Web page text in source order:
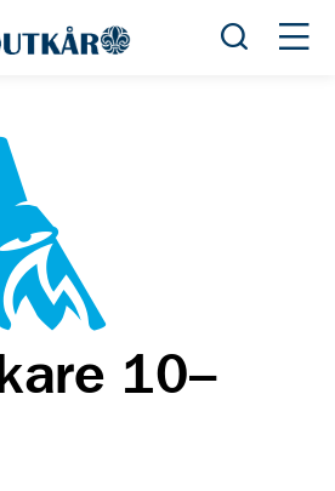
Öppna
10–